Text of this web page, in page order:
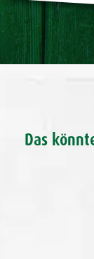
Das